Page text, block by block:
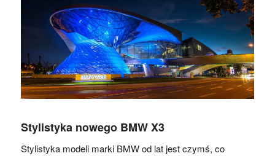
Stylistyka nowego BMW X3
Stylistyka modeli marki BMW od lat jest czymś, co